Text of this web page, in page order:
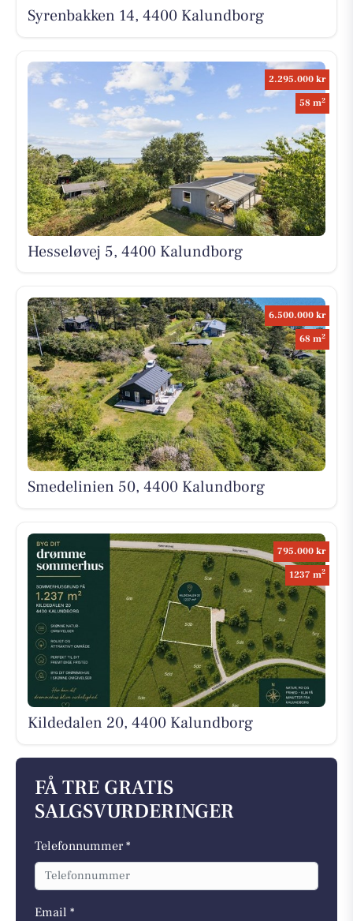
Syrenbakken 14, 4400 Kalundborg
2.295.000 kr
58 m2
Hesseløvej 5, 4400 Kalundborg
6.500.000 kr
68 m2
Smedelinien 50, 4400 Kalundborg
795.000 kr
1237 m2
Kildedalen 20, 4400 Kalundborg
FÅ TRE GRATIS
SALGSVURDERINGER
Telefonnummer *
Email *